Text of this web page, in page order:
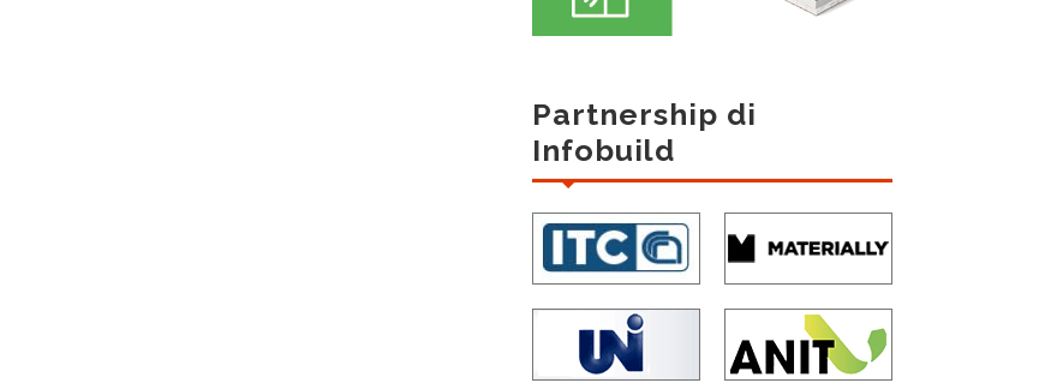
Partnership di
Infobuild